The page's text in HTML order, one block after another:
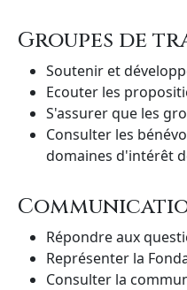
Groupes de
Soutenir et
Ecouter les
S'assurer que les
Consulter les
domaines d'intérêt
Répondre aux
Représenter la
Consulter la